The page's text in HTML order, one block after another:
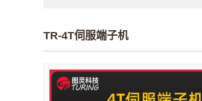
TR-4T伺服端子机